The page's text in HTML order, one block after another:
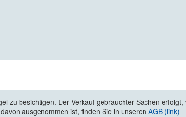
zu besichtigen. Der Verkauf gebrauchter Sachen
ausgenommen ist, finden Sie in unseren AGB (link)